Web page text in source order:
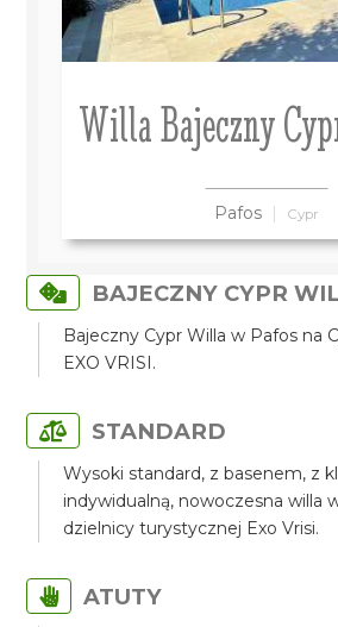
Willa Bajeczny
Pafos Cypr
BAJECZNY CYPR
Bajeczny Cypr Willa w Pafos na
EXO VRISI.
STANDARD
Wysoki standard, z basenem, z
indywidualną, nowoczesna willa
dzielnicy turystycznej Exo Vrisi.
ATUTY